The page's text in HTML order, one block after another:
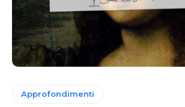
Approfondimenti